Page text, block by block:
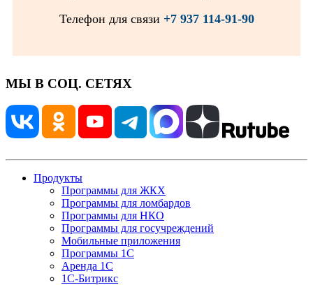
Телефон для связи +7 937 114-91-90
МЫ В СОЦ. СЕТЯХ
Продукты
Программы для ЖКХ
Программы для ломбардов
Программы для НКО
Программы для госучреждений
Мобильные приложения
Программы 1С
Аренда 1С
1С-Битрикс